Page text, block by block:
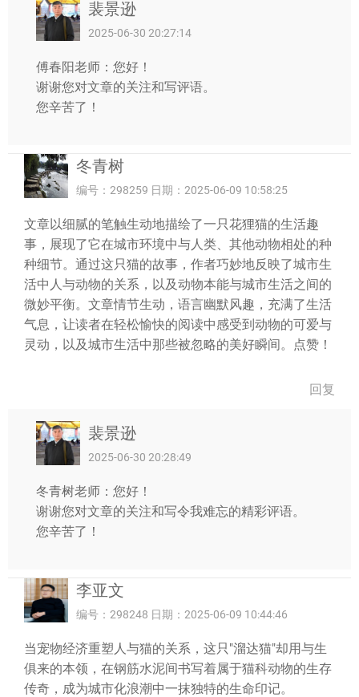
裴景逊
2025-06-30 20:27:14
傅春阳老师：您好！
谢谢您对文章的关注和写评语。
您辛苦了！
冬青树
编号：298259 日期：2025-06-09 10:58:25
文章以细腻的笔触生动地描绘了一只花狸猫的生活趣
事，展现了它在城市环境中与人类、其他动物相处的种
种细节。通过这只猫的故事，作者巧妙地反映了城市生
活中人与动物的关系，以及动物本能与城市生活之间的
微妙平衡。文章情节生动，语言幽默风趣，充满了生活
气息，让读者在轻松愉快的阅读中感受到动物的可爱与
灵动，以及城市生活中那些被忽略的美好瞬间。点赞！
回复
裴景逊
2025-06-30 20:28:49
冬青树老师：您好！
谢谢您对文章的关注和写令我难忘的精彩评语。
您辛苦了！
李亚文
编号：298248 日期：2025-06-09 10:44:46
当宠物经济重塑人与猫的关系，这只"溜达猫"却用与生
俱来的本领，在钢筋水泥间书写着属于猫科动物的生存
传奇，成为城市化浪潮中一抹独特的生命印记。